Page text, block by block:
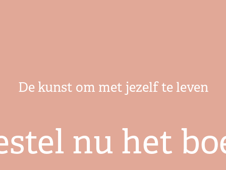
De kunst om met jezelf te leven
nu het